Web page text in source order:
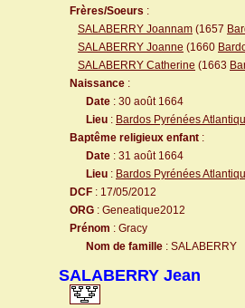
Frères/Soeurs :
SALABERRY Joannam (1657
SALABERRY Joanne (1660
SALABERRY Catherine (1663
Naissance :
Date : 30 août 1664
Lieu : Bardos Pyrénées
Baptême religieux enfant :
Date : 31 août 1664
Lieu : Bardos Pyrénées
DCF : 17/05/2012
ORG : Geneatique2012
Prénom : Gracy
Nom de famille : SALABERRY
SALABERRY Jean